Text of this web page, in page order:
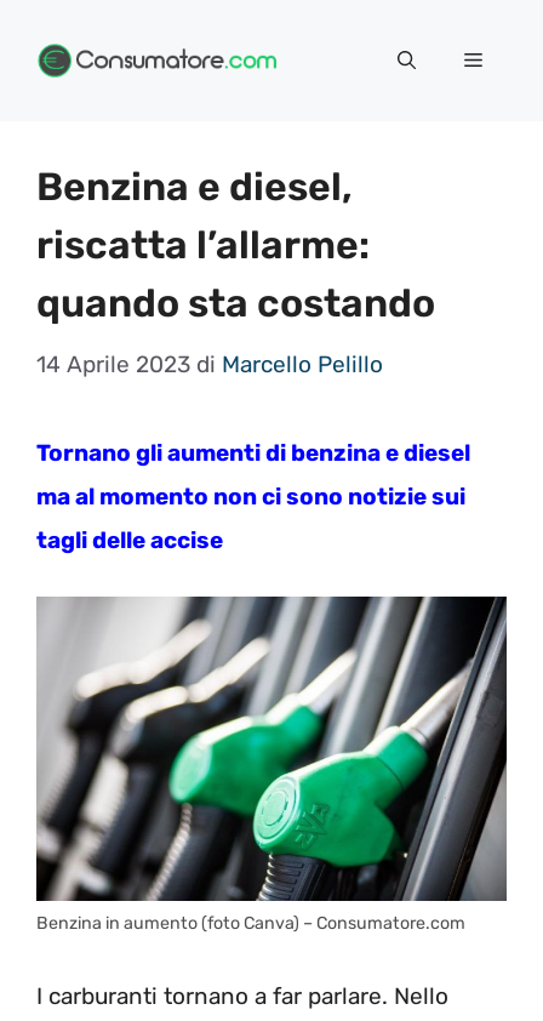
Menu
Benzina e diesel,
riscatta l’allarme:
quando sta costando
14 Aprile 2023 di Marcello Pelillo
Tornano gli aumenti di benzina e diesel
ma al momento non ci sono notizie sui
tagli delle accise
Benzina in aumento (foto Canva) – Consumatore.com
I carburanti tornano a far parlare. Nello